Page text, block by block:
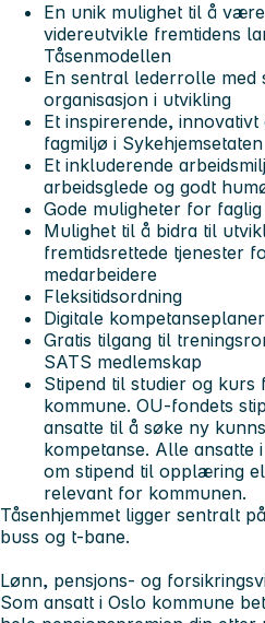
En unik mulighet til å
videreutvikle fremtidens
Tåsenmodellen
En sentral lederrolle
organisasjon i utvikling
Et inspirerende,
fagmiljø i Sykehjemsetaten
Et inkluderende
arbeidsglede og godt
Gode muligheter for
Mulighet til å bidra til
fremtidsrettede tjenester
medarbeidere
Fleksitidsordning
Digitale kompetanseplaner
Gratis tilgang til
SATS medlemskap
Stipend til studier og kurs
kommune. OU-fondets
ansatte til å søke ny
kompetanse. Alle ansatte
om stipend til opplæring
relevant for kommunen.
Tåsenhjemmet ligger sentralt
buss og t-bane.
Lønn, pensjons- og
Som ansatt i Oslo kommune